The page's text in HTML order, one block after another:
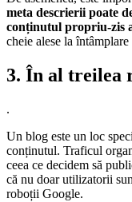
meta descrierii poate
conținutul propriu-zis
cheie alese la
3. În al treilea
.
Un blog este un loc
conținutul. Traficul
ceea ce decidem să
că nu doar utilizatorii
roboții Google.